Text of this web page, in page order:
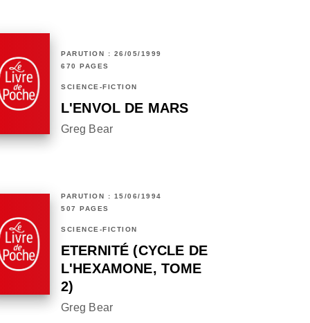
PARUTION : 26/05/1999
670 PAGES
SCIENCE-FICTION
L'ENVOL DE MARS
Greg Bear
PARUTION : 15/06/1994
507 PAGES
SCIENCE-FICTION
ETERNITÉ (CYCLE DE
L'HEXAMONE, TOME
2)
Greg Bear